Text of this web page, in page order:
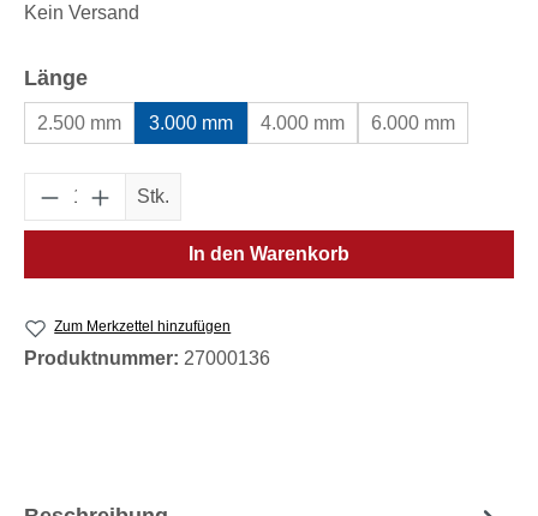
Kein Versand
Längeauswählen
2.500 mm 3.000 mm 4.000 mm 6.000 mm
Produkt Anzahl: Gib den gewünschten
Stk.
In den Warenkorb
Zum Merkzettel hinzufügen
Produktnummer: 27000136